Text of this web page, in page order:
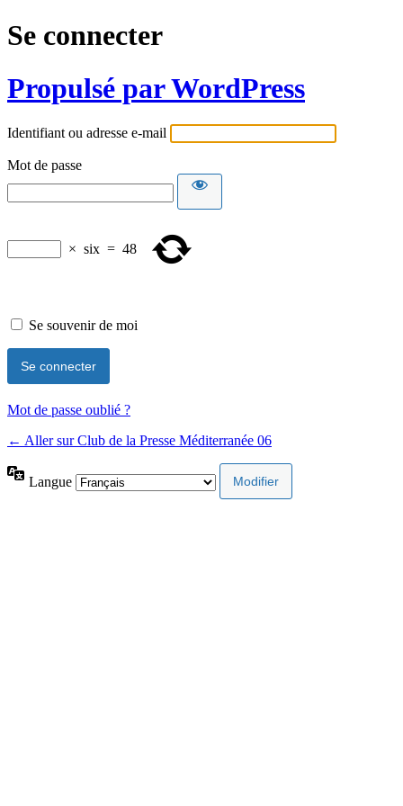
Se connecter
Propulsé par WordPress
Identifiant ou adresse e-mail
Mot de passe
× six = 48
Se souvenir de moi
Mot de passe oublié ?
← Aller sur Club de la Presse Méditerranée 06
Langue